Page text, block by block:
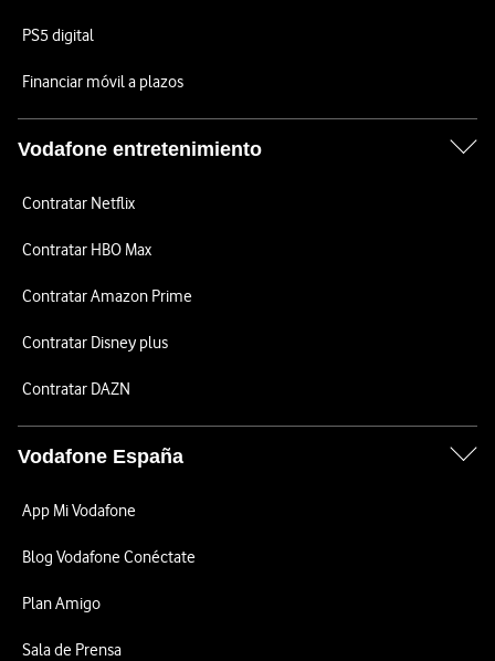
PS5 digital
Financiar móvil a plazos
Vodafone entretenimiento
Contratar Netflix
Contratar HBO Max
Contratar Amazon Prime
Contratar Disney plus
Contratar DAZN
Vodafone España
App Mi Vodafone
Blog Vodafone Conéctate
Plan Amigo
Sala de Prensa